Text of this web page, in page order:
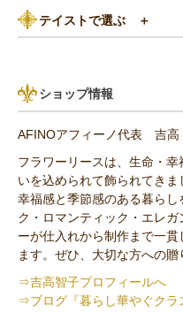
グリーン（緑色）系
8,000円～10,000円
あじさい
ひまわり
その他の花材
セミオーダー作品
テイストで選ぶ ＋
アンティーク
ショップ情報
AFINOアフィーノ代表 吉高
フラワーリースは、生命・
いを込められて飾られてき
幸福感と季節感のある暮ら
ク・ロマンティック・エレ
ーが仕入れから制作まで一
ます。ぜひ、大切な方への贈
⇒吉高智子プロフィールへ
⇒ブログ『暮らし華やぐクラ